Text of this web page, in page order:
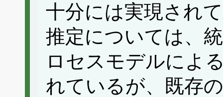
十分には実現され
推定については、
ロセスモデルによ
れているが、既存